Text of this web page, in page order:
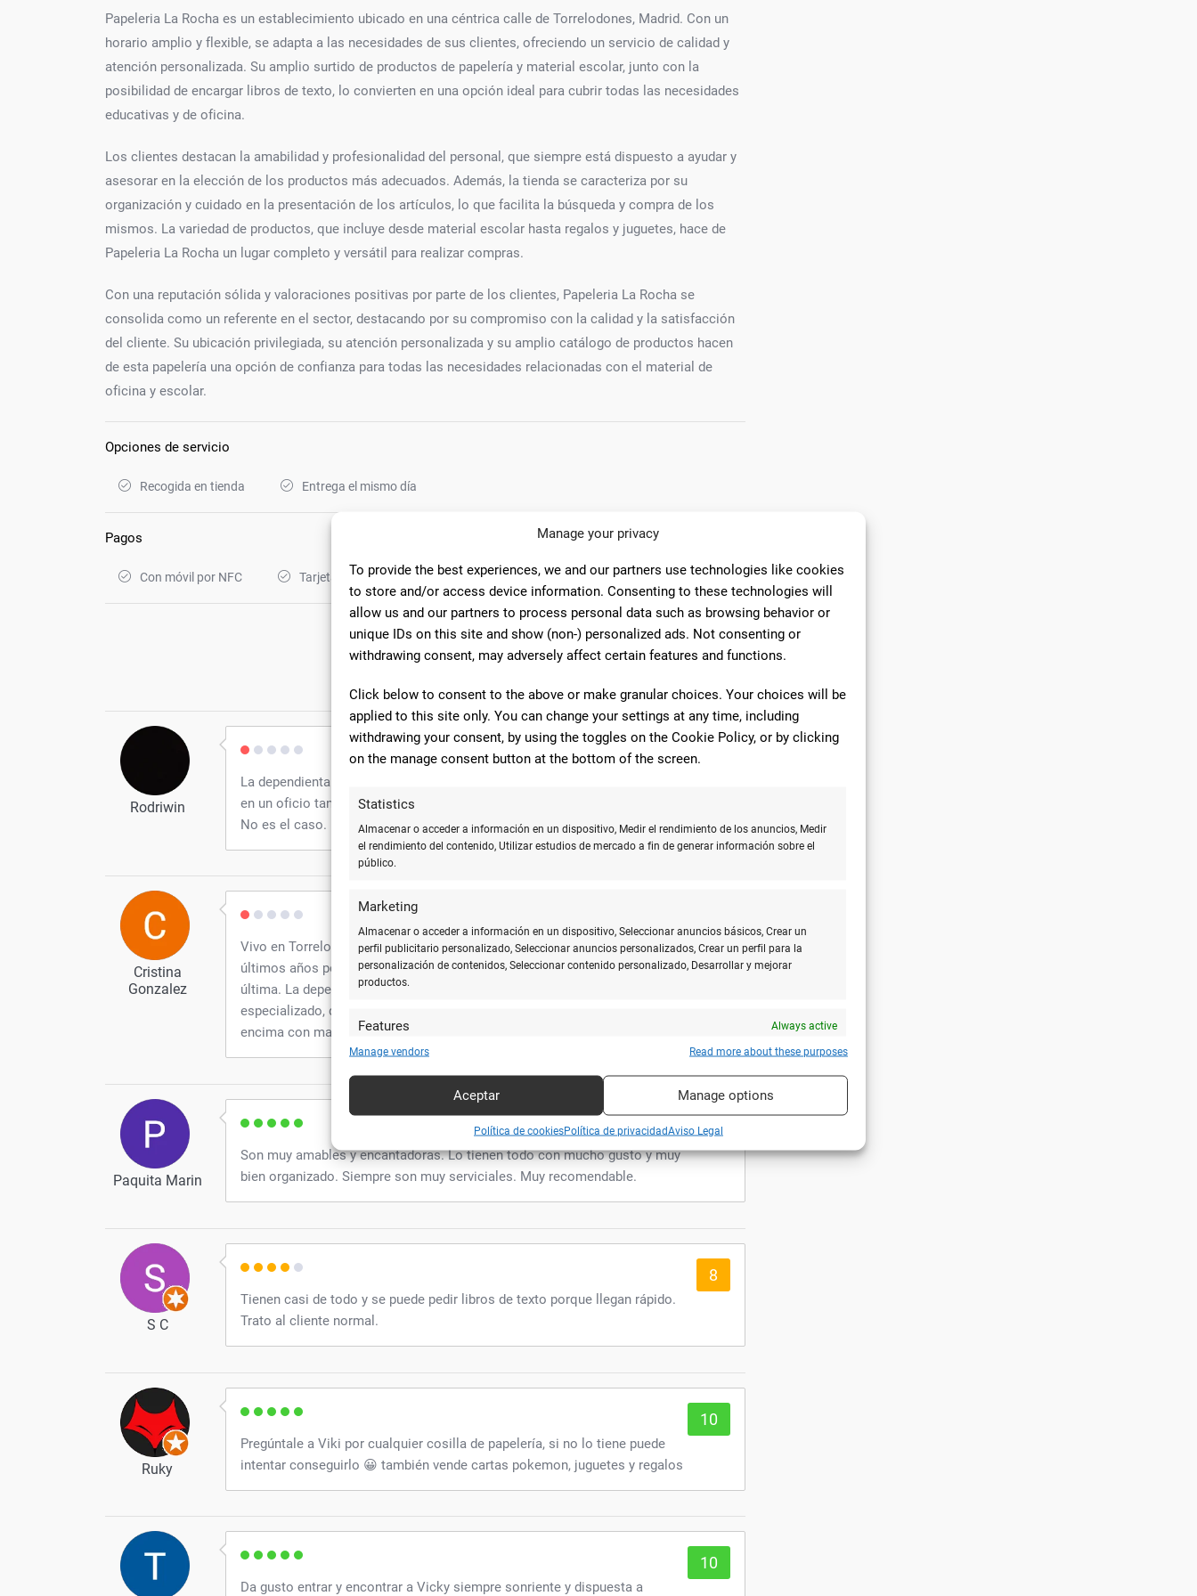
Manage your privacy
To provide the best experiences, we and our partners use technologies like cookies
to store and/or access device information. Consenting to these technologies will
allow us and our partners to process personal data such as browsing behavior or
unique IDs on this site and show (non-) personalized ads. Not consenting or
withdrawing consent, may adversely affect certain features and functions.
Click below to consent to the above or make granular choices. Your choices will be
applied to this site only. You can change your settings at any time, including
withdrawing your consent, by using the toggles on the Cookie Policy, or by clicking
on the manage consent button at the bottom of the screen.
Statistics
Almacenar o acceder a información en un dispositivo, Medir el rendimiento de los anuncios, Medir
el rendimiento del contenido, Utilizar estudios de mercado a fin de generar información sobre el
público.
Marketing
Almacenar o acceder a información en un dispositivo, Seleccionar anuncios básicos, Crear un
perfil publicitario personalizado, Seleccionar anuncios personalizados, Crear un perfil para la
personalización de contenidos, Seleccionar contenido personalizado, Desarrollar y mejorar
productos.
Features
Always active
Cotejar y combinar fuentes de datos off line, Vincular diferentes dispositivos, Recibir
Utilizar datos de localización geográfica precisa, Analizar activamente las
Garantizar la seguridad, evitar fraudes y depurar errores, Servir
técnicamente anuncios o contenido.
Manage vendors Read more about these purposes
Aceptar Manage options
Política de cookiesPolítica de privacidadAviso Legal
Papeleria La Rocha es un establecimiento ubicado en una céntrica calle de Torrelodones, Madrid. Con un
horario amplio y flexible, se adapta a las necesidades de sus clientes, ofreciendo un servicio de calidad y
atención personalizada. Su amplio surtido de productos de papelería y material escolar, junto con la
posibilidad de encargar libros de texto, lo convierten en una opción ideal para cubrir todas las necesidades
educativas y de oficina.
Los clientes destacan la amabilidad y profesionalidad del personal, que siempre está dispuesto a ayudar y
asesorar en la elección de los productos más adecuados. Además, la tienda se caracteriza por su
organización y cuidado en la presentación de los artículos, lo que facilita la búsqueda y compra de los
mismos. La variedad de productos, que incluye desde material escolar hasta regalos y juguetes, hace de
Papeleria La Rocha un lugar completo y versátil para realizar compras.
Con una reputación sólida y valoraciones positivas por parte de los clientes, Papeleria La Rocha se
consolida como un referente en el sector, destacando por su compromiso con la calidad y la satisfacción
del cliente. Su ubicación privilegiada, su atención personalizada y su amplio catálogo de productos hacen
de esta papelería una opción de confianza para todas las necesidades relacionadas con el material de
oficina y escolar.
Opciones de servicio
Recogida en tienda Entrega el mismo día
Pagos
Con móvil por NFC Tarjetas de crédito Tarjetas de débito Tarjetas de crédito
12 Comentarios
Rodriwin
La dependienta es una persona áspera y borde de cara al público y creo que
en un oficio tan dedicado a los niños es importante ser minimamente entrañable.
No es el caso.
Cristina
Gonzalez
2
Vivo en Torrelodones desde hace años. He hecho varios intentos en los
últimos años porque creo de verdad en fomentar el comercio local. Esta vez es la
última. La dependienta no puede ser más desagradable. Si vas a un comercio
especializado, deben asesorar no pretender que como cliente entiendas de todo y
encima con mala cara.
Paquita Marin
10
Son muy amables y encantadoras. Lo tienen todo con mucho gusto y muy
bien organizado. Siempre son muy serviciales. Muy recomendable.
S C
8
Tienen casi de todo y se puede pedir libros de texto porque llegan rápido.
Trato al cliente normal.
Ruky
10
Pregúntale a Viki por cualquier cosilla de papelería, si no lo tiene puede
intentar conseguirlo 😀 también vende cartas pokemon, juguetes y regalos
10
Da gusto entrar y encontrar a Vicky siempre sonriente y dispuesta a